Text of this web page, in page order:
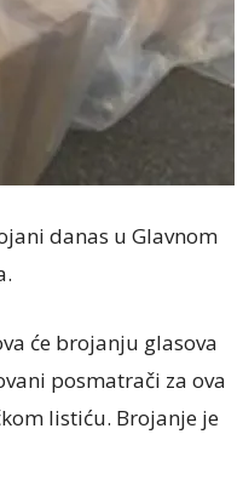
danas u Glavnom
će brojanju glasova
posmatrači za ova
listiću. Brojanje je